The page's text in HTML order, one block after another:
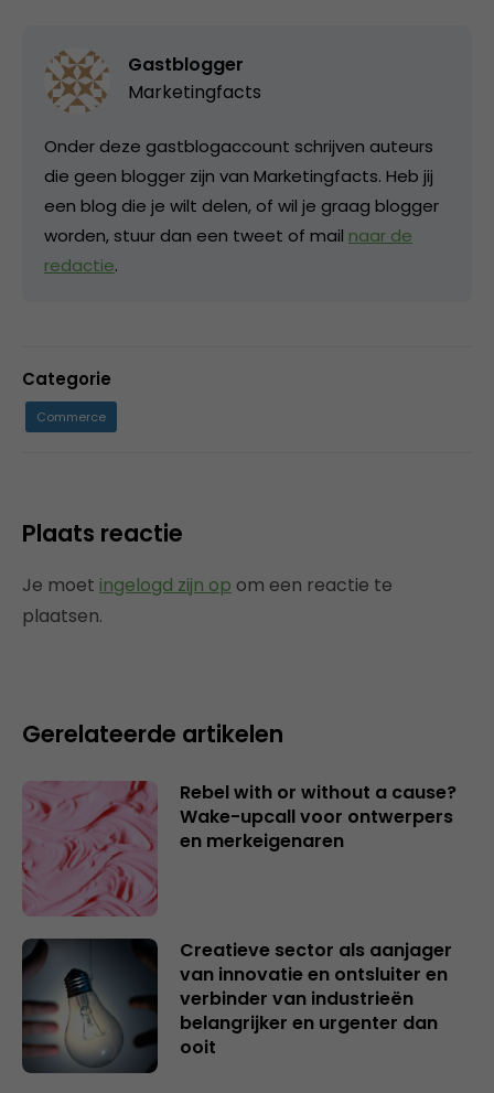
Gastblogger
Marketingfacts
Onder deze gastblogaccount schrijven auteurs
die geen blogger zijn van Marketingfacts. Heb jij
een blog die je wilt delen, of wil je graag blogger
worden, stuur dan een tweet of mail naar de
redactie.
Categorie
Commerce
Plaats reactie
Je moet ingelogd zijn op om een reactie te
plaatsen.
Gerelateerde artikelen
Rebel with or without a cause?
Wake-upcall voor ontwerpers
en merkeigenaren
Creatieve sector als aanjager
van innovatie en ontsluiter en
verbinder van industrieën
belangrijker en urgenter dan
ooit